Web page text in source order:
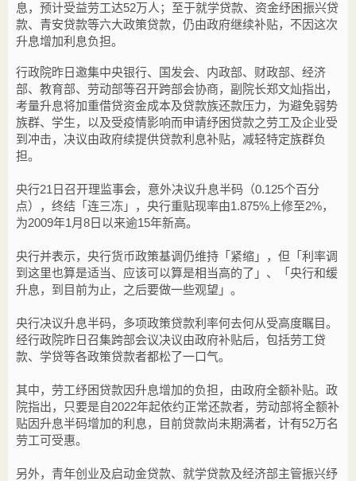
息，预计受益劳工达52万人；至于就学贷款、资金纾困振兴贷
款、青安贷款等六大政策贷款，仍由政府继续补贴，不因这次
升息增加利息负担。
行政院昨日邀集中央银行、国发会、内政部、财政部、经济
部、教育部、劳动部等召开跨部会协商，副院长郑文灿指出，
考量升息将加重借贷资金成本及贷款族还款压力，为避免弱势
族群、学生，以及受疫情影响而申请纾困贷款之劳工及企业受
到冲击，决议由政府续提供贷款利息补贴，减轻特定族群负
担。
央行21日召开理监事会，意外决议升息半码（0.125个百分
点），终结「连三冻」，央行重贴现率由1.875%上修至2%，
为2009年1月8日以来逾15年新高。
央行并表示，央行货币政策基调仍维持「紧缩」，但「利率调
到这里也算是适当、应该可以算是相当高的了」、「央行和缓
升息，到目前为止，之后要做一些观望」。
央行决议升息半码，多项政策贷款利率何去何从受高度瞩目。
经行政院昨日召集跨部会议决议由政府补贴后，包括劳工贷
款、学贷等各政策贷款者都松了一口气。
其中，劳工纾困贷款因升息增加的负担，由政府全额补贴。政
院指出，只要是自2022年起依约正常还款者，劳动部将全额补
贴因升息半码增加的利息，目前贷款尚未期满者，计有52万名
劳工可受惠。
另外，青年创业及启动金贷款、就学贷款及经济部主管振兴纾